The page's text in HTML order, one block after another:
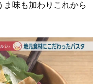
味も加わりこれから